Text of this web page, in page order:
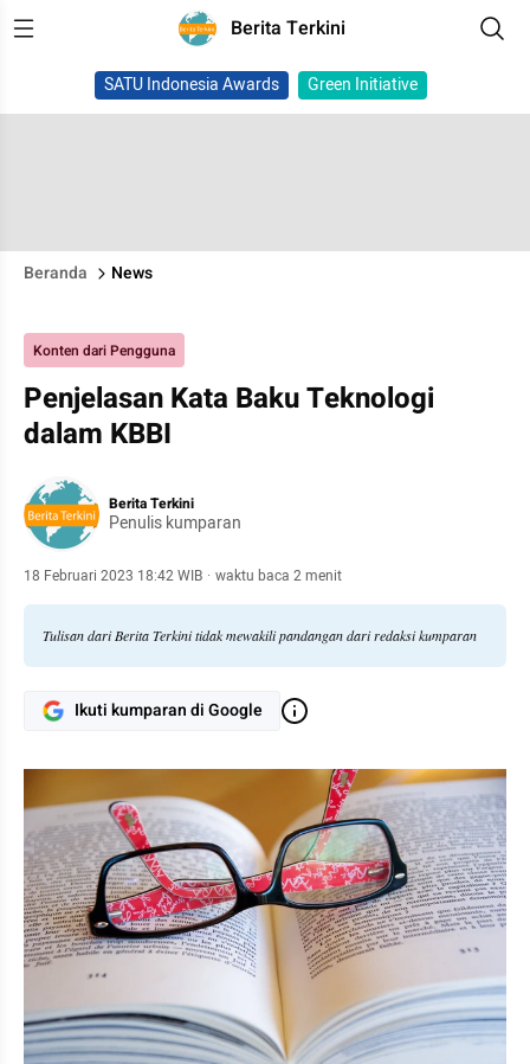
Berita Terkini
SATU Indonesia Awards Green Initiative
Beranda News
Konten dari Pengguna
Penjelasan Kata Baku Teknologi
dalam KBBI
Berita Terkini
Penulis kumparan
18 Februari 2023 18:42 WIB · waktu baca 2 menit
Tulisan dari Berita Terkini tidak mewakili pandangan dari redaksi kumparan
Ikuti kumparan di Google